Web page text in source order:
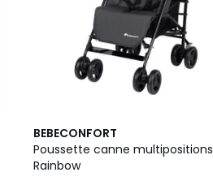
BEBECONFORT
Poussette canne multipositions
Rainbow
3,9
/ 5
3
Couleurs